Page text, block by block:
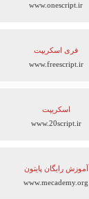
www.onescript.ir
فری اسکریپت
www.freescript.ir
اسکریپت
www.20script.ir
آموزش رایگان پایتون
www.mecademy.org